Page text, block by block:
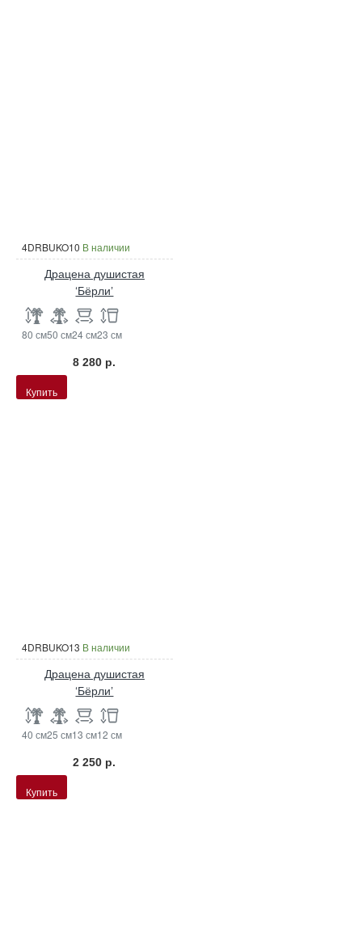
4DRBUKO10 В наличии
Драцена душистая
‘Бёрли’
80 см50 см24 см23 см
8 280 р.
Купить
4DRBUKO13 В наличии
Драцена душистая
‘Бёрли’
40 см25 см13 см12 см
2 250 р.
Купить